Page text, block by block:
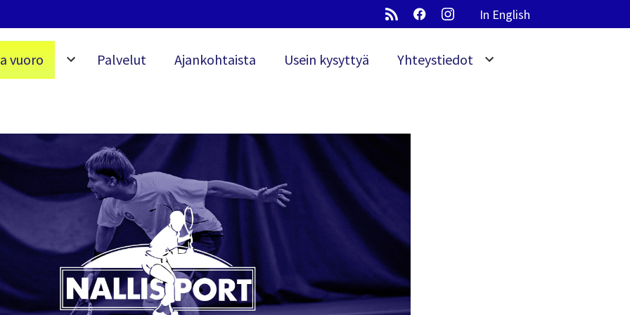
vuoro Palvelut Ajankohtaista Usein kysyttyä Yhteystiedot
In English